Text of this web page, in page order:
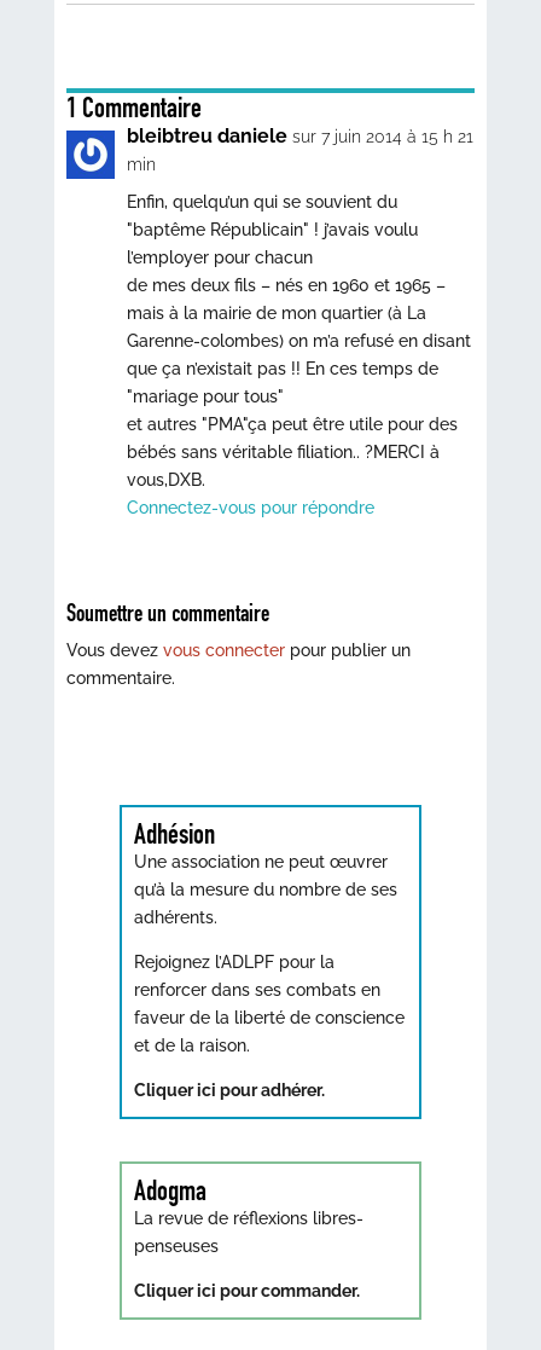
1 Commentaire
bleibtreu daniele sur 7 juin 2014 à 15 h 21
min
Enfin, quelqu’un qui se souvient du
"baptême Républicain" ! j’avais voulu
l’employer pour chacun
de mes deux fils – nés en 1960 et 1965 –
mais à la mairie de mon quartier (à La
Garenne-colombes) on m’a refusé en disant
que ça n’existait pas !! En ces temps de
"mariage pour tous"
et autres "PMA"ça peut être utile pour des
bébés sans véritable filiation.. ?MERCI à
vous,DXB.
Connectez-vous pour répondre
Soumettre un commentaire
Vous devez vous connecterpour publier un
commentaire.
Adhésion
Une association ne peut œuvrer
qu’à la mesure du nombre de ses
adhérents.
Rejoignez l’ADLPF pour la
renforcer dans ses combats en
faveur de la liberté de conscience
et de la raison.
Cliquer ici pour adhérer.
Adogma
La revue de réflexions libres-
penseuses
Cliquer ici pour commander.